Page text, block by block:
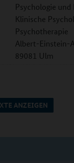
Psychologie und
Klinische
Psychotherapie
Albert-Einstein-
89081 Ulm
ANZEIGEN